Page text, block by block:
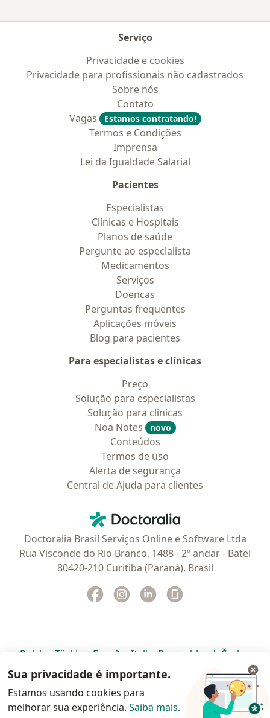
Serviço
Privacidade e cookies
Privacidade para profissionais não cadastrados
Sobre nós
Contato
Vagas
Estamos contratando!
Termos e Condições
Imprensa
Lei da Igualdade Salarial
Pacientes
Especialistas
Clínicas e Hospitais
Planos de saúde
Pergunte ao especialista
Medicamentos
Serviços
Doencas
Perguntas frequentes
Aplicações móveis
Blog para pacientes
Para especialistas e clínicas
Preço
Solução para especialistas
Solução para clinicas
Noa Notes
novo
Conteúdos
Termos de uso
Alerta de segurança
Central de Ajuda para clientes
Doctoralia - Homepage
Doctoralia Brasil Serviços Online e Software Ltda
Rua Visconde do Rio Branco, 1488 - 2º andar - Batel
80420-210 Curitiba (Paraná), Brasil
Facebook
abre num novo separador
Instagram
abre num novo separador
Linkedin
abre num novo
Polska abre num novo separador
Türkiye abre num novo separador
España abre num novo separador
Italia abre num novo
Deutschlandabre num
Česko
Portugal abre num novo separador
, México abre num novo separador
, abre num novo separador
Brasil abre num novoabre num
abre
Colombia abre num novo
www.doctoralia.com.br © 2026 - Agende agora sua
Sua privacidade é importante.
Estamos usando cookies para
melhorar sua experiência. Saiba mais.